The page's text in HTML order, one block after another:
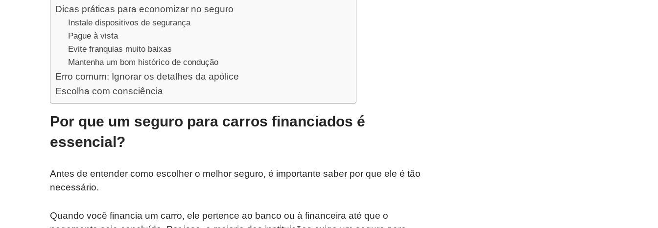
Dicas práticas para economizar no seguro
Instale dispositivos de segurança
Pague à vista
Evite franquias muito baixas
Mantenha um bom histórico de condução
Erro comum: Ignorar os detalhes da apólice
Escolha com consciência
Por que um seguro para carros financiados é
essencial?
Antes de entender como escolher o melhor seguro, é importante saber por que ele é tão
necessário.
Quando você financia um carro, ele pertence ao banco ou à financeira até que o